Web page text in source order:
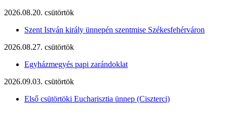
2026.08.20. csütörtök
Szent István király ünnepén szentmise Székesfehérváron
2026.08.27. csütörtök
Egyházmegyés papi zarándoklat
2026.09.03. csütörtök
Első csütörtöki Eucharisztia ünnep (Ciszterci)